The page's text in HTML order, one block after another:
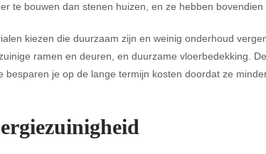
te bouwen dan stenen huizen, en ze hebben bovendien
kiezen die duurzaam zijn en weinig onderhoud
ramen en deuren, en duurzame vloerbedekking.
besparen je op de lange termijn kosten doordat ze